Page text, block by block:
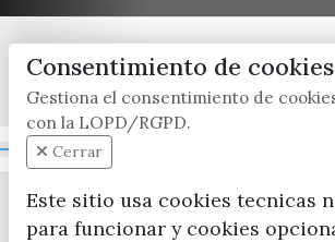
x / twitter facebook youtube
Consentimiento de cookies
Gestiona el consentimiento de
con la LOPD/RGPD.
Cerrar
Este sitio usa cookies tecnicas
para funcionar y cookies